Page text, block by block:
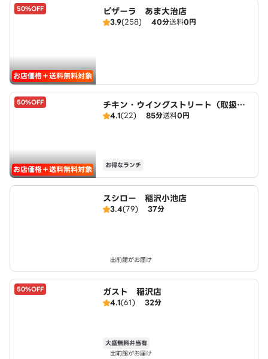
50%OFF
お店価格＋送料無料対象
ピザーラ あま大治店
3.9(258) 40分送料0円
50%OFF
お店価格＋送料無料対象
チキン・ウイングストリート（取扱：
ピザハット甚目寺店）
4.1(22) 85分送料0円
お得なランチ
スシロー 稲沢小池店
3.4(79) 37分
出前館がお届け
50%OFF ガスト 稲沢店
4.1(61) 32分
大盛無料弁当有
出前館がお届け